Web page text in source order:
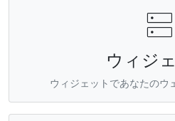

ウィジ
ウィジェットであなたのウ